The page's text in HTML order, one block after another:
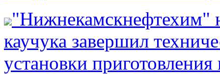
"Нижнекамскнефтехим"
каучука завершил
установки приготовления